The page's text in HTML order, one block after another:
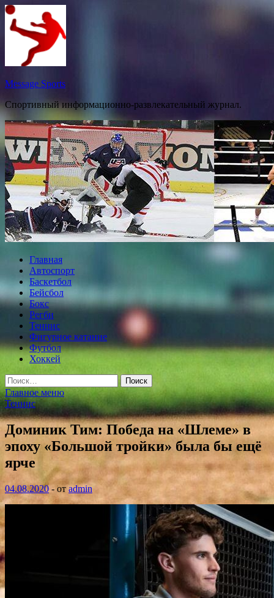
Перейти
содержимому
Message Sports
Спортивный информационно-развлекательный журнал.
Главная
Автоспорт
Баскетбол
Бейсбол
Бокс
Регби
Теннис
Фигурное катание
Футбол
Хоккей
Найти:
Главное меню
Теннис
Доминик Тим: Победа на «Шлеме» в
эпоху «Большой тройки» была бы ещё
ярче
04.08.2020- от admin